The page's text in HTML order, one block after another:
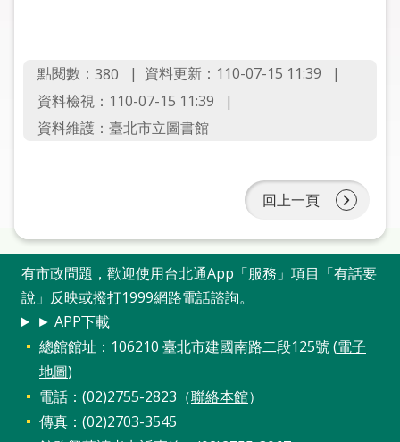
線
上
申
問
答
加
入
市
圖
網
點閱數： 380
資料更新：110-07-15 11:39
資料檢視：110-07-15 11:39
資料維護：臺北市立圖書館
回上一頁
有市政問題，歡迎使用台北通App「服務」項目「有話要
說」反映或撥打1999網路電話諮詢。
► APP下載
總館館址：106210 臺北市建國南路二段125號 (電子
地圖)
電話：(02)2755-2823（聯絡本館）
傳真：(02)2703-3545